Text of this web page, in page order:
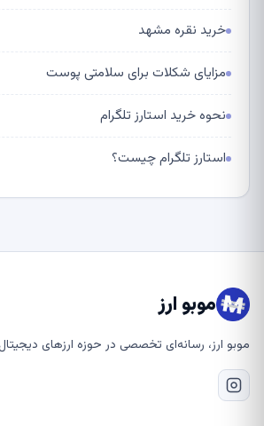
خرید نقره مشهد
مزایای شکلات برای سلامتی پوست
نحوه خرید استارز تلگرام
استارز تلگرام چیست؟
موبو ارز
موبو ارز، رسانه‌ای تخصصی در حوزه ارزهای